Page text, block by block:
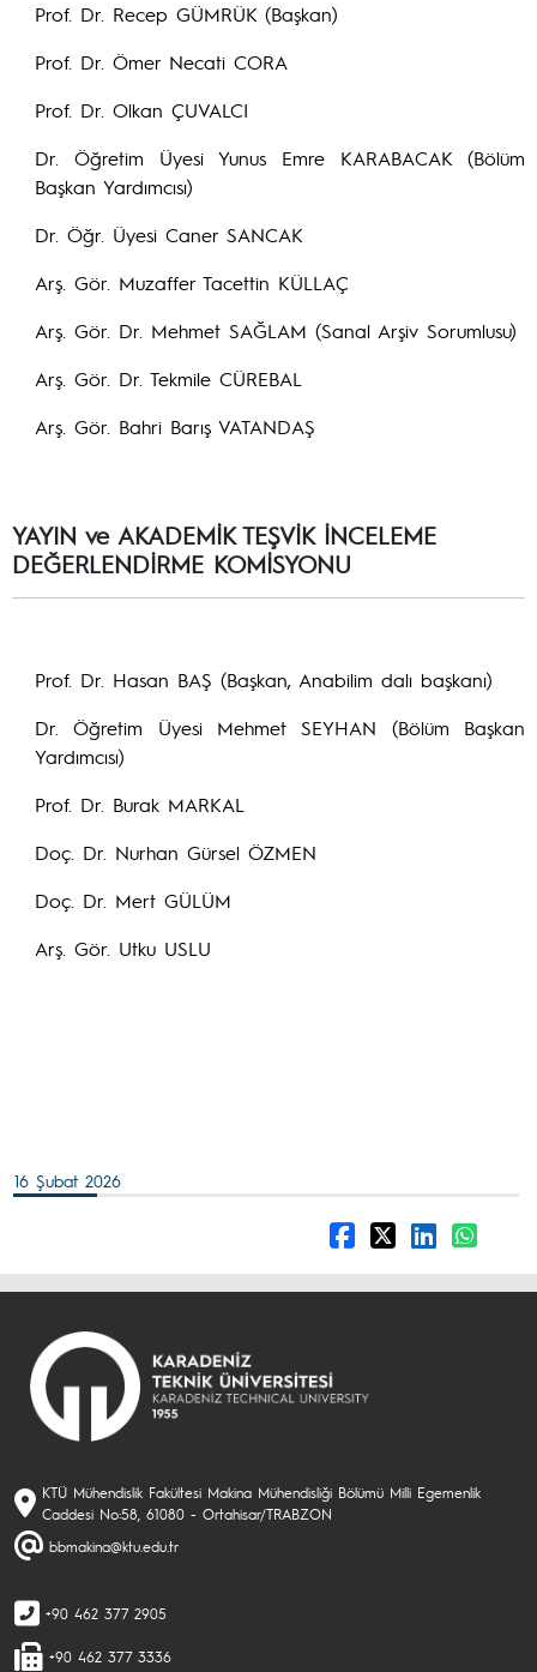
Prof. Dr. Recep GÜMRÜK (Başkan)
Prof. Dr. Ömer Necati CORA
Prof. Dr. Olkan ÇUVALCI
Dr. Öğretim Üyesi Yunus Emre KARABACAK (Bölüm
Başkan Yardımcısı)
Dr. Öğr. Üyesi Caner SANCAK
Arş. Gör. Muzaffer Tacettin KÜLLAÇ
Arş. Gör. Dr. Mehmet SAĞLAM (Sanal Arşiv Sorumlusu)
Arş. Gör. Dr. Tekmile CÜREBAL
Arş. Gör. Bahri Barış VATANDAŞ
YAYIN ve AKADEMİK TEŞVİK İNCELEME
DEĞERLENDİRME KOMİSYONU
Prof. Dr. Hasan BAŞ (Başkan, Anabilim dalı başkanı)
Dr. Öğretim Üyesi Mehmet SEYHAN (Bölüm Başkan
Yardımcısı)
Prof. Dr. Burak MARKAL
Doç. Dr. Nurhan Gürsel ÖZMEN
Doç. Dr. Mert GÜLÜM
Arş. Gör. Utku USLU
16 Şubat 2026
KTÜ Mühendislik Fakültesi Makina Mühendisliği Bölümü Milli Egemenlik
Caddesi No:58, 61080 - Ortahisar/TRABZON
bbmakina@ktu.edu.tr
+90 462 377 2905
+90 462 377 3336